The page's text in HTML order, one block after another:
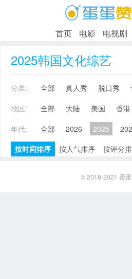
首页 电影 电视剧
2025韩国文化综艺
分类: 全部 真人秀 脱口秀
地区:
全部 大陆 美国 香港
年代:
全部 2026 2025
按时间排序
按人气排序 按评分
© 2018-2021 蛋